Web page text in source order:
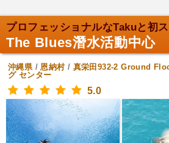
The Blues潛水活動中心
沖縄県/恩納村/ 真栄田932-2 Ground
グ センター
5.0